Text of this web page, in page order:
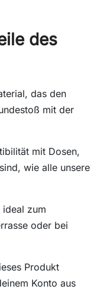
des
das den
mit der
mit Dosen,
wie alle unsere
ideal zum
oder bei
Produkt
Konto aus